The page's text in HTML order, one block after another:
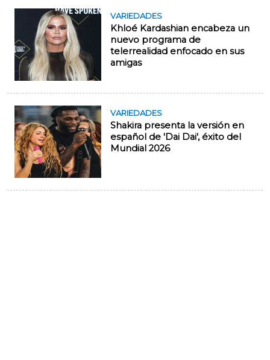
VARIEDADES
Khloé Kardashian encabeza un
nuevo programa de
telerrealidad enfocado en sus
amigas
VARIEDADES
Shakira presenta la versión en
español de 'Dai Dai', éxito del
Mundial 2026